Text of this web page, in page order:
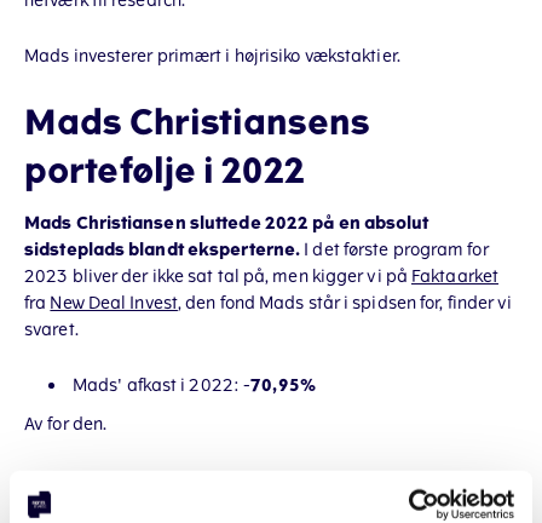
Mads investerer primært i højrisiko vækstaktier.
Mads Christiansens
portefølje i 2022
Mads Christiansen sluttede 2022 på en absolut
sidsteplads blandt eksperterne. I det første program for
2023 bliver der ikke sat tal på, men kigger vi på Faktaarket
fra New Deal Invest, den fond Mads står i spidsen for, finder vi
svaret.
Mads' afkast i 2022: -70,95%
Av for den.